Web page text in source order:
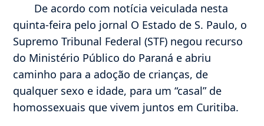
De acordo com notícia veiculada nesta
quinta-feira pelo jornal O Estado de S. Paulo, o
Supremo Tribunal Federal (STF) negou recurso
do Ministério Público do Paraná e abriu
caminho para a adoção de crianças, de
qualquer sexo e idade, para um “casal” de
homossexuais que vivem juntos em Curitiba.